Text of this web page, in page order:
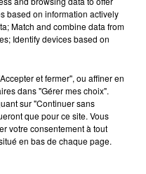
ARDENNES
ce mercredi en
based on information actively
Match and combine data from
Identify devices based on
et fermer", ou affiner en
dans "Gérer mes choix".
sur "Continuer sans
que pour ce site. Vous
votre consentement à tout
en bas de chaque page.